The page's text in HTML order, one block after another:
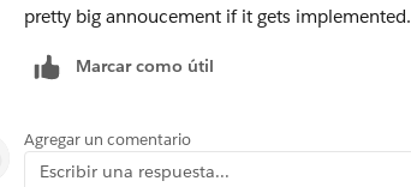
pretty big annoucement if it gets implemented.
Marcar como útil
Agregar un comentario
Escribir una respuesta...